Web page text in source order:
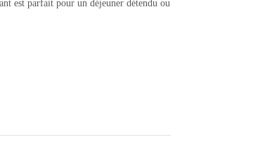
est parfait pour un déjeuner détendu ou